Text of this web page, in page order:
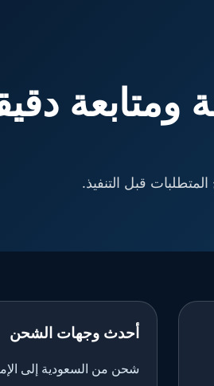
قبل التنفيذ.
أحدث وجهات الشحن
شحن من السعودية إلى